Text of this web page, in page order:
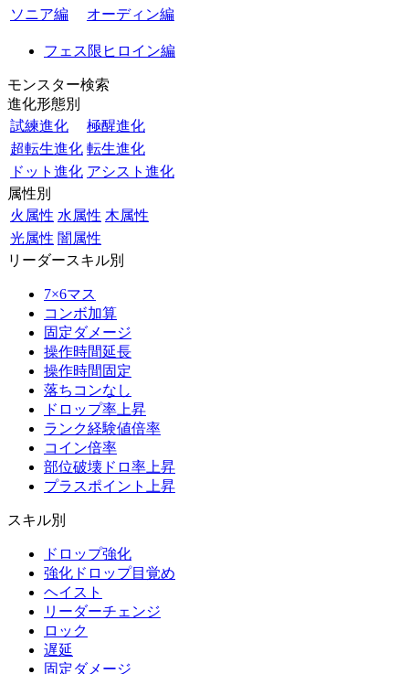
ソニア編
オーディン編
フェス限ヒロイン編
モンスター検索
進化形態別
試練進化
極醒進化
超転生進化 転生進化
ドット進化 アシスト進化
属性別
火属性 水属性 木属性
光属性 闇属性
リーダースキル別
7×6マス
コンボ加算
固定ダメージ
操作時間延長
操作時間固定
落ちコンなし
ドロップ率上昇
ランク経験値倍率
コイン倍率
部位破壊ドロ率上昇
プラスポイント上昇
スキル別
ドロップ強化
強化ドロップ目覚め
ヘイスト
リーダーチェンジ
ロック
遅延
固定ダメージ